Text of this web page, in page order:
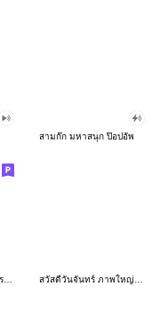
สามก๊ก มหาสนุก ป๊อปอัพ
ถูกหวยค่า ❤ แชทคนร่ำรวย น่ารัก สวัสดีวันจันทร์ ภาพใหญ่ สดใส